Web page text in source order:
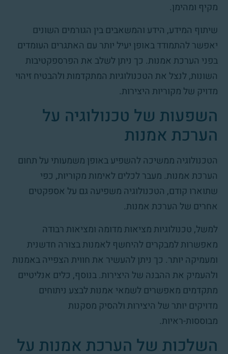
מקיף ומהימן.
שיתוף המידע, הידע והמשאבים בין הגורמים השונים
יאפשר להתמודד באופן יעיל יותר עם האתגרים העומדים
בפני הערכת אמנות. כך ניתן לשלב את הפרספקטיבות
השונות, לנצל את הטכנולוגיות המתקדמות ולהבטיח זיהוי
מדויק של מקוריות היצירות.
השפעות של טכנולוגיה על
הערכת אמנות
הטכנולוגיה ממשיכה להשפיע באופן משמעותי על תחום
הערכת אמנות. מעבר לכלים לאימות מקוריות, כפי
שתוארו קודם, הטכנולוגיה משפיעה גם על אספקטים
אחרים של הערכת אמנות.
למשל, טכנולוגיות מציאות מדומה ומציאות רבודה
מאפשרות למבקרים להיחשף לאמנות בצורה חדשנית
ומעמיקה יותר. כך ניתן להעשיר את חווית הצפייה באמנות
ולהעמיק את ההבנה של היצירות. בנוסף, כלים אנליטיים
מתקדמים מאפשרים לשמאי אמנות לבצע ניתוחים
מדויקים יותר של היצירות ולהסיק מסקנות
מבוססות-ראיות.
השלכות של הערכת אמנות על